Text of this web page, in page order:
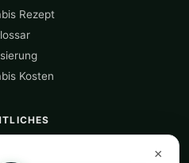
Rezept
Kosten
×